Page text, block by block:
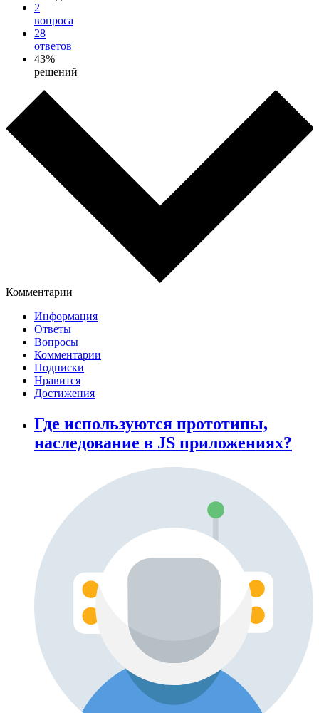
2
вопроса
28
ответов
43%
решений
Комментарии
Информация
Ответы
Вопросы
Комментарии
Подписки
Нравится
Достижения
Где используются прототипы,
наследование в JS приложениях?